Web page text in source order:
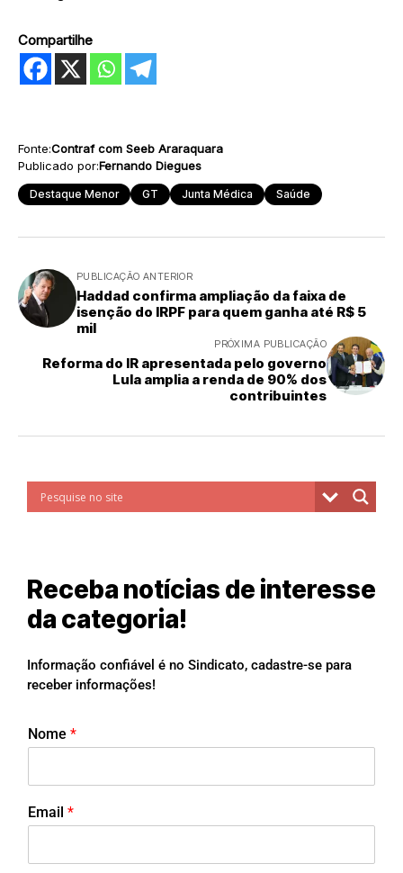
Compartilhe
Fonte:Contraf com Seeb Araraquara
Publicado por:Fernando Diegues
Destaque Menor GT Junta Médica Saúde
PUBLICAÇÃO ANTERIOR
Haddad confirma ampliação da faixa de
isenção do IRPF para quem ganha até R$ 5
mil
PRÓXIMA PUBLICAÇÃO
Reforma do IR apresentada pelo governo
Lula amplia a renda de 90% dos
contribuintes
Receba notícias de interesse
da categoria!
Informação confiável é no Sindicato, cadastre-se para
receber informações!
Nome *
Email *